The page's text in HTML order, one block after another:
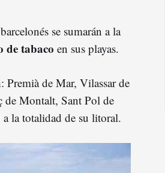
se sumarán a la
de tabaco en sus playas.
Premià de Mar, Vilassar de
de Montalt, Sant Pol de
la totalidad de su litoral.